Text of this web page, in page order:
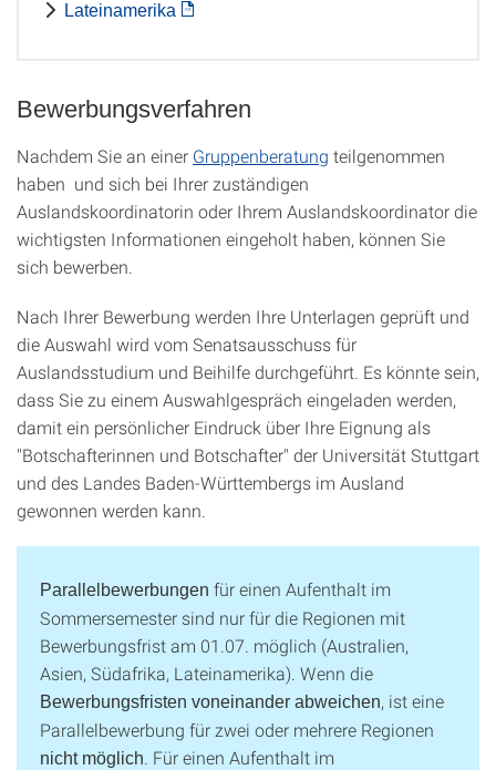
Lateinamerika
Bewerbungsverfahren
Nachdem Sie an einer Gruppenberatung teilgenommen
haben und sich bei Ihrer zuständigen
Auslandskoordinatorin oder Ihrem Auslandskoordinator die
wichtigsten Informationen eingeholt haben, können Sie
sich bewerben.
Nach Ihrer Bewerbung werden Ihre Unterlagen geprüft und
die Auswahl wird vom Senatsausschuss für
Auslandsstudium und Beihilfe durchgeführt. Es könnte sein,
dass Sie zu einem Auswahlgespräch eingeladen werden,
damit ein persönlicher Eindruck über Ihre Eignung als
"Botschafterinnen und Botschafter" der Universität Stuttgart
und des Landes Baden-Württembergs im Ausland
gewonnen werden kann.
Parallelbewerbungen für einen Aufenthalt im
Sommersemester sind nur für die Regionen mit
Bewerbungsfrist am 01.07. möglich (Australien,
Asien, Südafrika, Lateinamerika). Wenn die
Bewerbungsfristen voneinander abweichen, ist eine
Parallelbewerbung für zwei oder mehrere Regionen
nicht möglich . Für einen Aufenthalt im